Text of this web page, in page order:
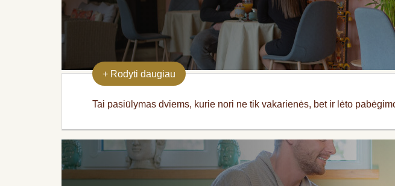
Tai pasiūlymas dviems, kurie nori ne tik vakarienės, bet ir lėto
+ Rodyti daugiau